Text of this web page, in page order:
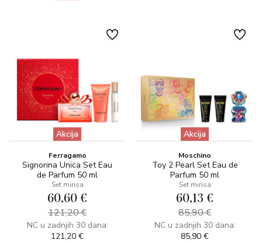
Akcija
Ferragamo
Signorina Unica Set Eau
de Parfum 50 ml
Set mirisa
60,60 €
121,20 €
NC u zadnjih 30 dana:
121,20 €
Akcija
Moschino
Toy 2 Pearl Set Eau de
Parfum 50 ml
Set mirisa
60,13 €
85,90 €
NC u zadnjih 30 dana:
85,90 €